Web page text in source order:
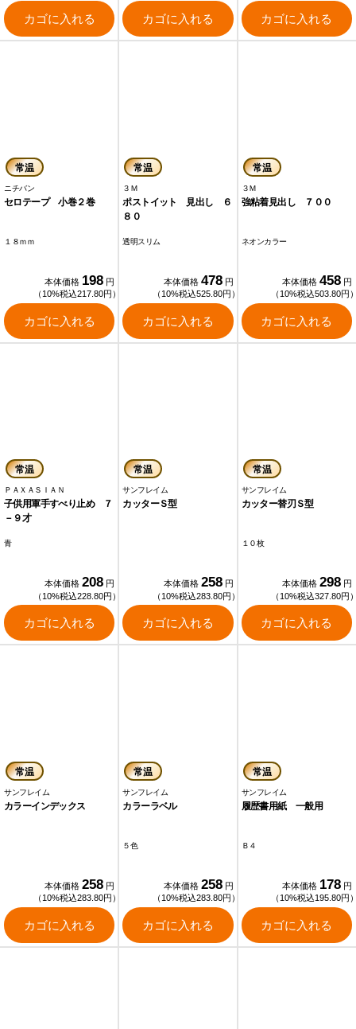
カゴに入れる カゴに入れる カゴに入れる
常温
ニチバン
セロテープ 小巻２巻
１８ｍｍ
本体価格 198 円
（10%税込217.80円）
カゴに入れる
常温
３Ｍ
ポストイット 見出し ６
８０
透明スリム
本体価格 478 円
（10%税込525.80円）
カゴに入れる
常温
３Ｍ
強粘着見出し ７００
ネオンカラー
本体価格 458 円
（10%税込503.80円
カゴに入れる
常温
ＰＡＸＡＳＩＡＮ
子供用軍手すべり止め ７
－９才
青
本体価格 208 円
（10%税込228.80円）
カゴに入れる
常温
サンフレイム
カッターＳ型
本体価格 258 円
（10%税込283.80円）
カゴに入れる
常温
サンフレイム
カッター替刃Ｓ型
１０枚
本体価格 298 円
（10%税込327.80円
カゴに入れる
常温
サンフレイム
カラーインデックス
本体価格 258 円
（10%税込283.80円）
カゴに入れる
常温
サンフレイム
カラーラベル
５色
本体価格 258 円
（10%税込283.80円）
カゴに入れる
常温
サンフレイム
履歴書用紙 一般用
Ｂ４
本体価格 178 円
（10%税込195.80円
カゴに入れる